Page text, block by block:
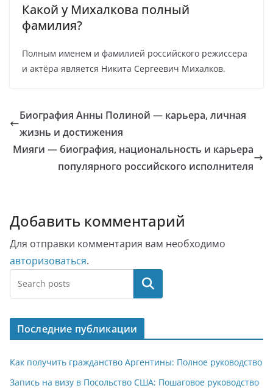
Какой у Михалкова полный
фамилия?
Полным именем и фамилией российского режиссера
и актёра является Никита Сергеевич Михалков.
Биография Анны Полиной — карьера, личная
жизнь и достижения
Мияги — биография, национальность и карьера
популярного российского исполнителя
Добавить комментарий
Для отправки комментария вам необходимо
авторизоваться.
Поиск
Последние публикации
Как получить гражданство Аргентины: Полное руководство
Запись на визу в Посольство США: Пошаговое руководство